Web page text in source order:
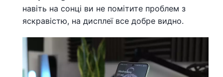
навіть на сонці ви не помітите проблем з
яскравістю, на дисплеї все добре видно.